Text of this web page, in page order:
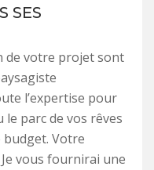
SES
de votre projet sont
l’expertise pour
le parc de vos rêves
budget. Votre
vous fournirai une